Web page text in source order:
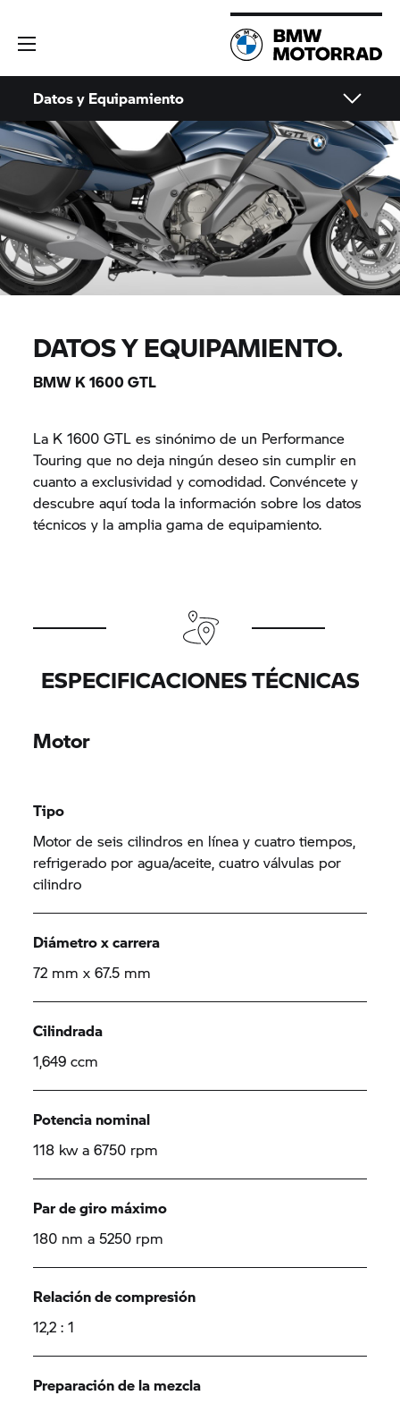
Datos y Equipamiento
DATOS Y EQUIPAMIENTO.
BMW K 1600 GTL
La K 1600 GTL es sinónimo de un Performance
Touring que no deja ningún deseo sin cumplir en
cuanto a exclusividad y comodidad. Convéncete y
descubre aquí toda la información sobre los datos
técnicos y la amplia gama de equipamiento.
ESPECIFICACIONES TÉCNICAS
Motor
Tipo
Motor de seis cilindros en línea y cuatro tiempos,
refrigerado por agua/aceite, cuatro válvulas por
cilindro
Diámetro x carrera
72 mm x 67.5 mm
Cilindrada
1,649 ccm
Potencia nominal
118 kw a 6750 rpm
Par de giro máximo
180 nm a 5250 rpm
Relación de compresión
12,2 : 1
Preparación de la mezcla